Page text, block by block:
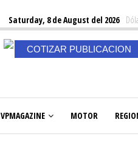
Saturday, 8 de August del 2026
COTIZAR PUBLICACION
VPMAGAZINE MOTOR